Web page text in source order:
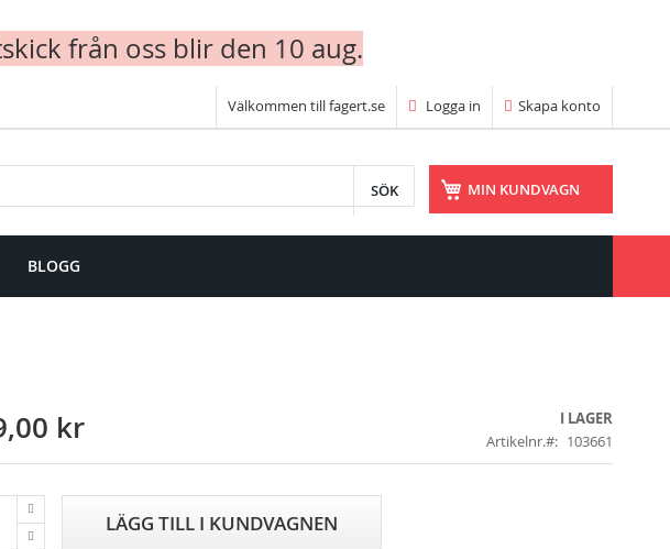
från oss blir den 10 aug.
Välkommen till fagert.se Logga in Skapa konto
MIN KUNDVAGN
BLOGG
kr
I LAGER
Artikelnr.
103661
LÄGG TILL I KUNDVAGNEN